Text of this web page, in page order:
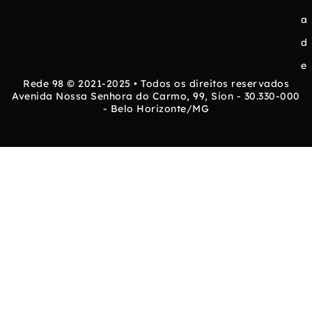
a
d
e
Rede 98 © 2021-2025 • Todos os direitos reservados
Avenida Nossa Senhora do Carmo, 99, Sion - 30.330-000
- Belo Horizonte/MG